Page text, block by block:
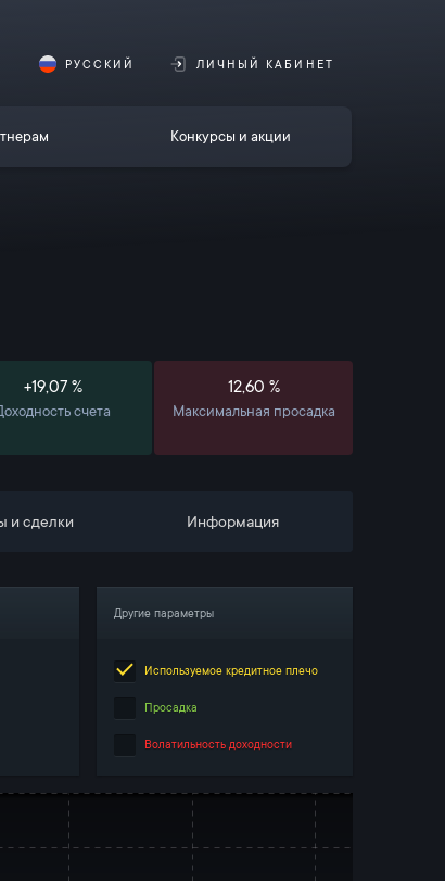
РУССКИЙ ЛИЧНЫЙ КАБИНЕТ
Конкурсы и акции
+19,07 %
счета
12,60 %
Максимальная просадка
и сделки Информация
Другие параметры
Используемое кредитное плечо
Просадка
Волатильность доходности